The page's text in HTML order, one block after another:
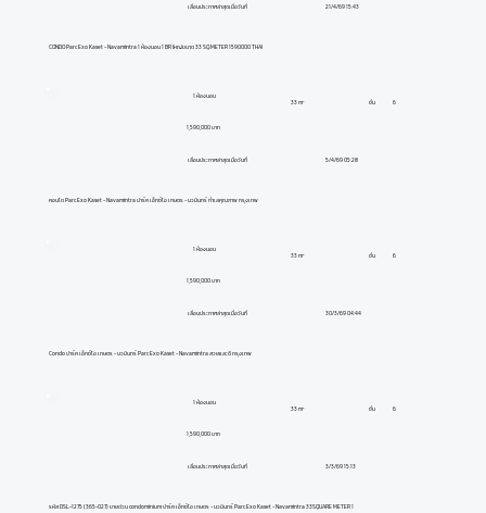
เลื่อนประกาศล่าสุดเมื่อวันที่ 21/4/69 15:43
CONDO Parc Exo Kaset - Navamintra 1 ห้องนอน 1 BR ใหญ่ขนาด 33 SQ.METER 1590000 THAI
1,590,000 บาท
1 ห้องนอน
33 m² ชั้น 6
เลื่อนประกาศล่าสุดเมื่อวันที่ 5/4/69 05:28
คอนโด Parc Exo Kaset - Navamintra ปาร์ค เอ็กซ์โอ เกษตร - นวมินทร์ ทำเลคุณภาพ กรุงเทพ
1,590,000 บาท
1 ห้องนอน
33 m² ชั้น 6
เลื่อนประกาศล่าสุดเมื่อวันที่ 30/3/69 04:44
Condo ปาร์ค เอ็กซ์โอ เกษตร - นวมินทร์ Parc Exo Kaset - Navamintra สวยและดี กรุงเทพ
1,590,000 บาท
1 ห้องนอน
33 m² ชั้น 6
เลื่อนประกาศล่าสุดเมื่อวันที่ 3/3/69 15:13
รหัส DSL-1275 (365-027) ขายด่วน condominium ปาร์ค เอ็กซ์โอ เกษตร - นวมินทร์ Parc Exo Kaset - Navamintra 33SQUARE METER 1